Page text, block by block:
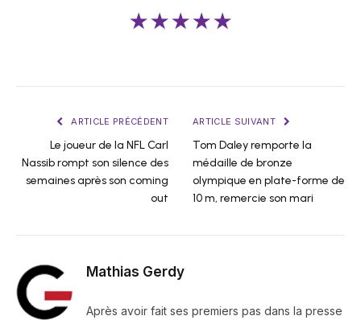
★★★★★
ARTICLE PRÉCÉDENT
Le joueur de la NFL Carl
Nassib rompt son silence des
semaines après son coming
out
ARTICLE SUIVANT
Tom Daley remporte la
médaille de bronze
olympique en plate-forme de
10 m, remercie son mari
Mathias Gerdy
Après avoir fait ses premiers pas dans la presse